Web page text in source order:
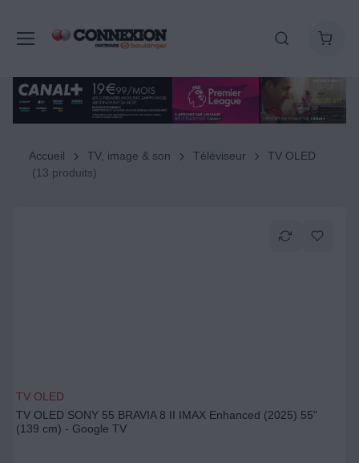
Accueil TV, image & son Téléviseur
TV OLED
(13 produits)
TV OLED
TV OLED SONY 55 BRAVIA 8 II IMAX Enhanced (2025) 55"
(139 cm) - Google TV